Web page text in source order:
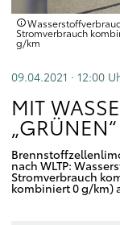
Stromverbrauch
g/km
09.04.2021 · 12:00
MIT
nach WLTP:
Stromverbrauch
kombiniert 0 g/km)